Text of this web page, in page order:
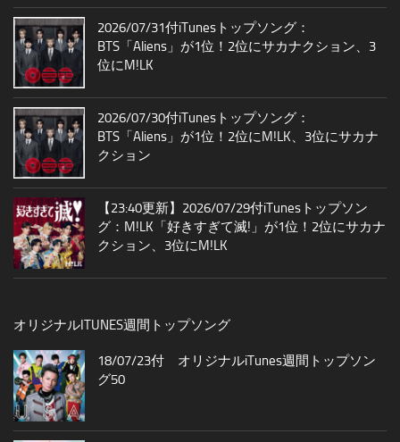
2026/07/31付iTunesトップソング：
BTS「Aliens」が1位！2位にサカナクション、3
位にM!LK
2026/07/30付iTunesトップソング：
BTS「Aliens」が1位！2位にM!LK、3位にサカナ
クション
【23:40更新】2026/07/29付iTunesトップソン
グ：M!LK「好きすぎて滅!」が1位！2位にサカナ
クション、3位にM!LK
オリジナルITUNES週間トップソング
18/07/23付 オリジナルiTunes週間トップソン
グ50